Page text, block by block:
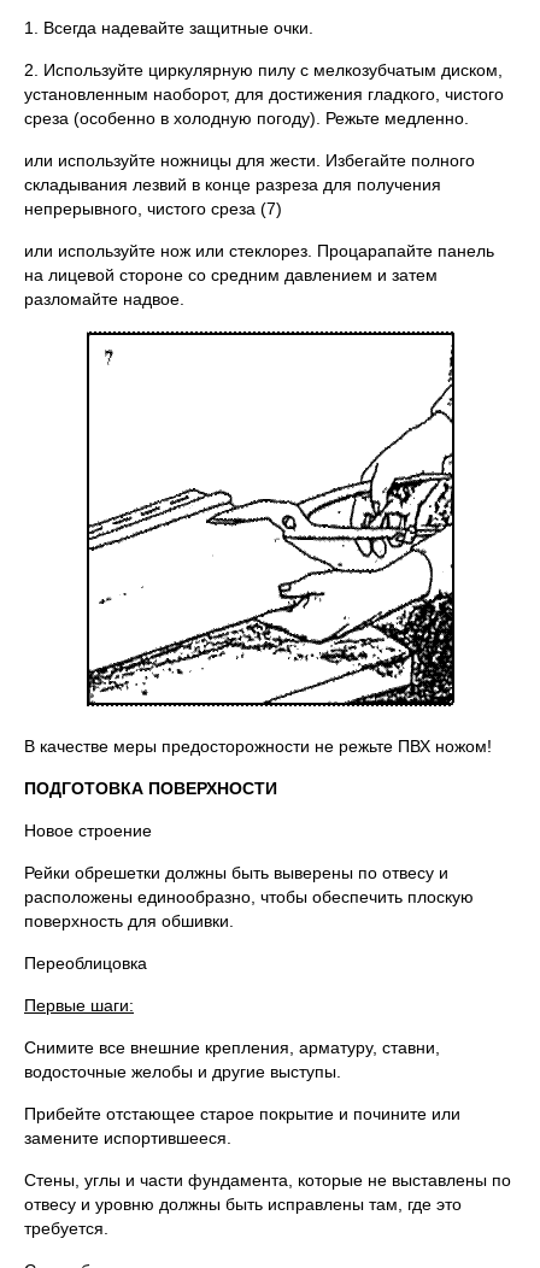
1. Всегда надевайте защитные очки.
2. Используйте циркулярную пилу с мелкозубчатым диском,
установленным наоборот, для достижения гладкого, чистого
среза (особенно в холодную погоду). Режьте медленно.
или используйте ножницы для жести. Избегайте полного
складывания лезвий в конце разреза для получения
непрерывного, чистого среза (7)
или используйте нож или стеклорез. Процарапайте панель
на лицевой стороне со средним давлением и затем
разломайте надвое.
В качестве меры предосторожности не режьте ПВХ ножом!
ПОДГОТОВКА ПОВЕРХНОСТИ
Новое строение
Рейки обрешетки должны быть выверены по отвесу и
расположены единообразно, чтобы обеспечить плоскую
поверхность для обшивки.
Переоблицовка
Первые шаги:
Снимите все внешние крепления, арматуру, ставни,
водосточные желобы и другие выступы.
Прибейте отстающее старое покрытие и почините или
замените испортившееся.
Стены, углы и части фундамента, которые не выставлены по
отвесу и уровню должны быть исправлены там, где это
требуется.